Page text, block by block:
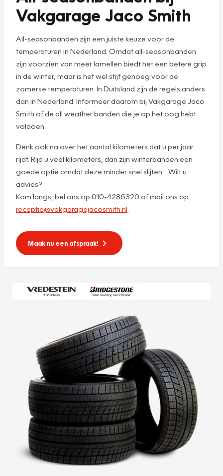
Vakgarage Jaco Smith
All-seasonbanden zijn een juiste keuze voor de
temperaturen in Nederland. Omdat all-seasonbanden
zijn voorzien van meer lamellen biedt het een betere grip
in de winter, maar is het wel stijf genoeg voor de
zomerse temperaturen. In Duitsland zijn de regels anders
dan in Nederland. Informeer daarom bij Vakgarage Jaco
Smith of de all weather banden die je op het oog hebt
voldoen.
Denk ook na over het aantal kilometers dat u per jaar
rijdt. Rijd u veel kilometers, dan zijn winterbanden een
goede optie omdat deze minder snel slijten. : Wilt u
advies?
Kom langs, bel ons op 010-4286320 of mail ons op
receptie@vakgaragejacosmith.nl
Maak nu een afspraak!